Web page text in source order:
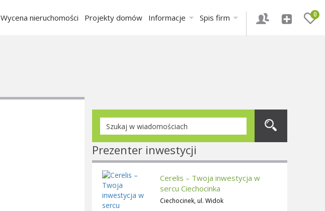
0
Wycena nieruchomości Projekty domów Informacje Spis firm
Prezenter inwestycji
Cerelis – Twoja inwestycja w
sercu Ciechocinka
Ciechocinek, ul. Widok